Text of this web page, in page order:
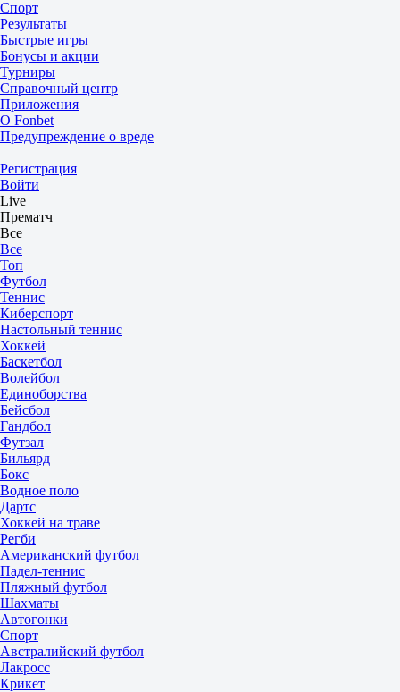
Спорт
Результаты
Быстрые игры
Бонусы и акции
Турниры
Справочный центр
Приложения
О Fonbet
Предупреждение о вреде
Регистрация
Войти
Live
Прематч
Все
Все
Топ
Футбол
Теннис
Киберспорт
Настольный теннис
Хоккей
Баскетбол
Волейбол
Единоборства
Бейсбол
Гандбол
Футзал
Бильярд
Бокс
Водное поло
Дартс
Хоккей на траве
Регби
Американский футбол
Падел-теннис
Пляжный футбол
Шахматы
Автогонки
Спорт
Австралийский футбол
Лакросс
Крикет